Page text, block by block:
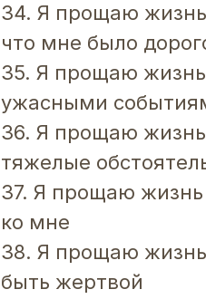
34. Я прощаю жизнь
что мне было
35. Я прощаю жизнь
ужасными
36. Я прощаю
тяжелые
37. Я прощаю жизнь
ко мне
38. Я прощаю жизнь
быть жертвой